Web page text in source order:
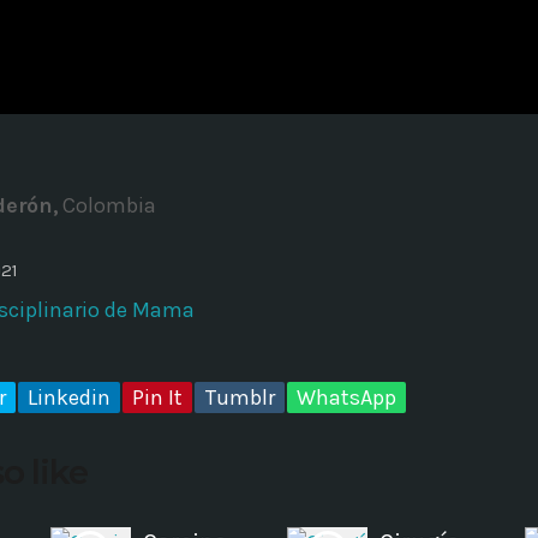
Time
Colombia
de Mama
Linkedin Pin It Tumblr WhatsApp